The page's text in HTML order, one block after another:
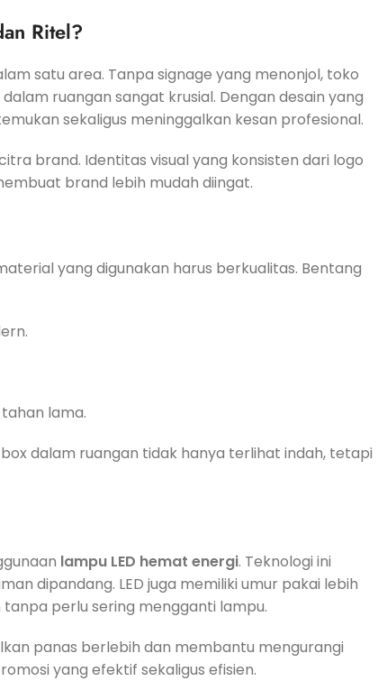
Ritel?
satu area. Tanpa signage yang menonjol, toko
ruangan sangat krusial. Dengan desain yang
sekaligus meninggalkan kesan profesional.
brand. Identitas visual yang konsisten dari logo
brand lebih mudah diingat.
yang digunakan harus berkualitas. Bentang
lama.
dalam ruangan tidak hanya terlihat indah, tetapi
lampu LED hemat energi. Teknologi ini
dipandang. LED juga memiliki umur pakai lebih
perlu sering mengganti lampu.
panas berlebih dan membantu mengurangi
yang efektif sekaligus efisien.